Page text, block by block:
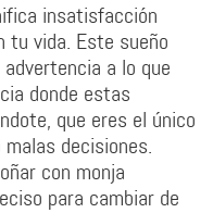
insatisfacción
tu vida. Este sueño
a lo que
donde estas
que eres el único
decisiones.
con monja
para cambiar de